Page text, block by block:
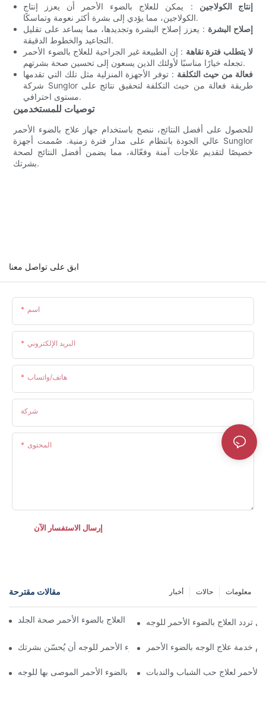
إنتاج الكولاجين : يمكن للعلاج بالضوء الأحمر أن يعزز إنتاج
الكولاجين، مما يؤدي إلى بشرة أكثر نعومة وتماسكًا.
إصلاح البشرة : يعزز إصلاح البشرة وتجديدها، مما يساعد على تقليل
التجاعيد والخطوط الدقيقة.
لا يتطلب فترة نقاهة : إن الطبيعة غير الجراحية للعلاج بالضوء الأحمر
تجعله خيارًا مناسبًا لأولئك الذين يسعون إلى تحسين صحة بشرتهم.
فعالة من حيث التكلفة : توفر الأجهزة المنزلية مثل تلك التي تقدمها
شركة Sunglor طريقة فعالة من حيث التكلفة لتحقيق نتائج على
مستوى احترافي.
توصيات للمستخدمين
للحصول على أفضل النتائج، ننصح باستخدام جهاز علاج بالضوء الأحمر
عالي الجودة بانتظام على مدار فترة زمنية. صُممت أجهزة Sunglor
خصيصًا لتقديم علاجات آمنة وفعّالة، مما يضمن أفضل النتائج لصحة
بشرتك.
ابق على تواصل معنا
اسم
البريد الإلكتروني
هاتف/واتساب
شركة
المحتوى
إرسال الاستفسار الآن
مقالات مقترحة معلومات حالات أخبار
الشركة المصنعة تشرح كيف يعزز العلاج بالضوء الأحمر صحة الجلد
تردد العلاج بالضوء الأحمر للوجه
لماذا يمكن للعلاج بالضوء الأحمر للوجه أن يُحسّن بشرتك
خدمة علاج الوجه بالضوء الأحمر
أفضل فوائد العلاج بالضوء الأحمر الموصى بها للوجهالأحمر لعلاج حب الشباب والندبات